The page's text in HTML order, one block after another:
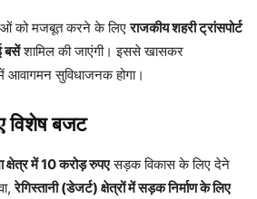
को मजबूत करने के लिएराजकीय शहरी ट्रांसपोर्ट
बसेंशामिल की जाएंगी। इससे खासकर
आवागमन सुविधाजनक होगा।
विशेष बजट
क्षेत्र में 10 करोड़ रुपएसड़क विकास के लिए देने
रेगिस्तानी (डेजर्ट) क्षेत्रों में सड़क निर्माण के लिए